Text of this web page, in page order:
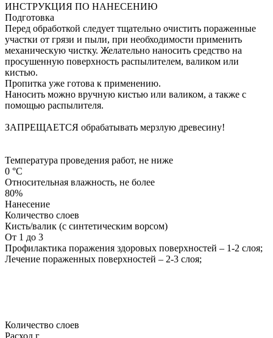
ИНСТРУКЦИЯ ПО НАНЕСЕНИЮ
Подготовка
Перед обработкой следует тщательно очистить пораженные
участки от грязи и пыли, при необходимости применить
механическую чистку. Желательно наносить средство на
просушенную поверхность распылителем, валиком или
кистью.
Пропитка уже готова к применению.
Наносить можно вручную кистью или валиком, а также с
помощью распылителя.
ЗАПРЕЩАЕТСЯ обрабатывать мерзлую древесину!
Температура проведения работ, не ниже
0 °С
Относительная влажность, не более
80%
Нанесение
Количество слоев
Кисть/валик (с синтетическим ворсом)
От 1 до 3
Профилактика поражения здоровых поверхностей – 1-2 слоя;
Лечение пораженных поверхностей – 2-3 слоя;
Количество слоев
Расход г